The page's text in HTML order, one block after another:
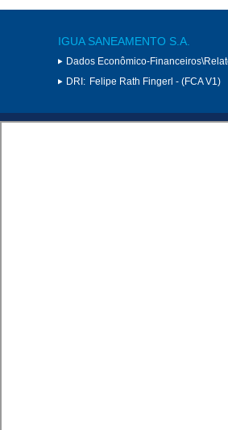
IGUA SANEAMENTO S.A.
Dados Econômico-
DRI: Felipe Rath Fingerl - (FCA V1)